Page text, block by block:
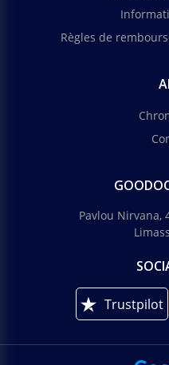
Règles de
Pavlou Nirvana,
Trustpilot